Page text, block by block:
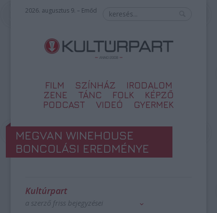
2026. augusztus 9. – Emőd
FILM SZÍNHÁZ
IRODALOM
ZENE
TÁNC FOLK
KÉPZŐ
PODCAST
VIDEÓ GYERMEK
MEGVAN WINEHOUSE
BONCOLÁSI EREDMÉNYE
Kultúrpart
a szerző friss bejegyzései